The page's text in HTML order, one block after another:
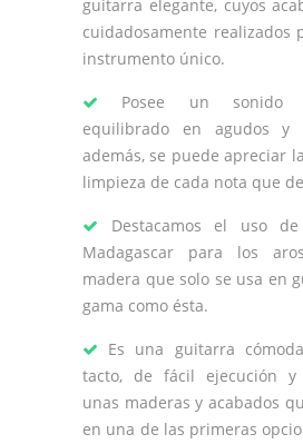
guitarra elegante, cuyos
cuidadosamente realizados
instrumento único.
Posee un sonido
equilibrado en agudos y
además, se puede apreciar
limpieza de cada nota que
Destacamos el uso
Madagascar para los
madera que solo se usa en
gama como ésta.
Es una guitarra
tacto, de fácil ejecución y
unas maderas y acabados
en una de las primeras